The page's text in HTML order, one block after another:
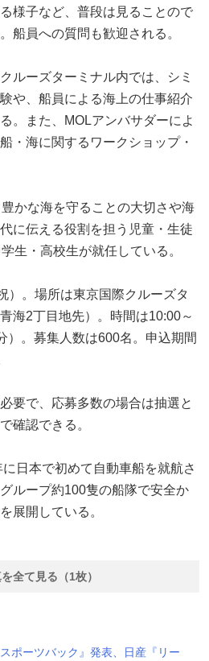
様子など、普段は見ることので
船員への質問も歓迎される。
ルーズターミナル内では、シミ
や、船員による海上の仕事紹介
。また、MOLアンバサダーによ
・海に関するワークショップ・
かな海を守ることの大切さや海
に伝える役割を担う児童・生徒
生・高校生が就任している。
）。場所は東京国際クルーズタ
海2丁目地先）。時間は10:00～
）。募集人数は600名。申込期間
要で、応募多数の場合は抽選と
確認できる。
日本で初めて自動車船を就航さ
ループ約100隻の船隊で安全か
展開している。
全て見る（1枚）
ポーツバック』発表、日産『リー